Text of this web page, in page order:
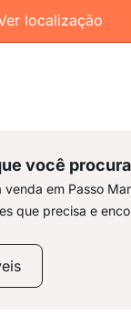
localização
você
venda em Passo
que precisa e